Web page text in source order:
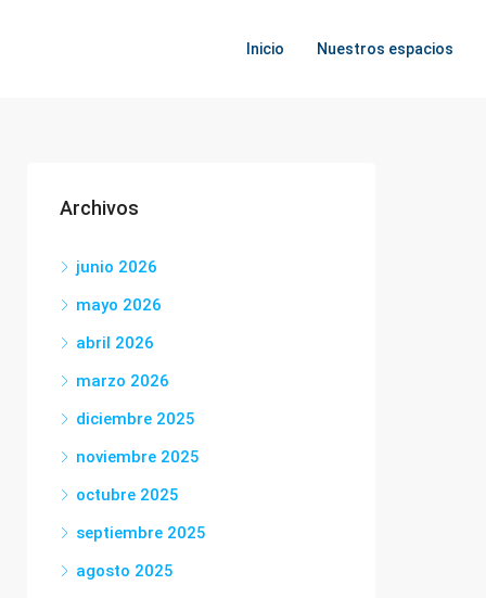
Inicio Nuestros espacios
Archivos
junio 2026
mayo 2026
abril 2026
marzo 2026
diciembre 2025
noviembre 2025
octubre 2025
septiembre 2025
agosto 2025